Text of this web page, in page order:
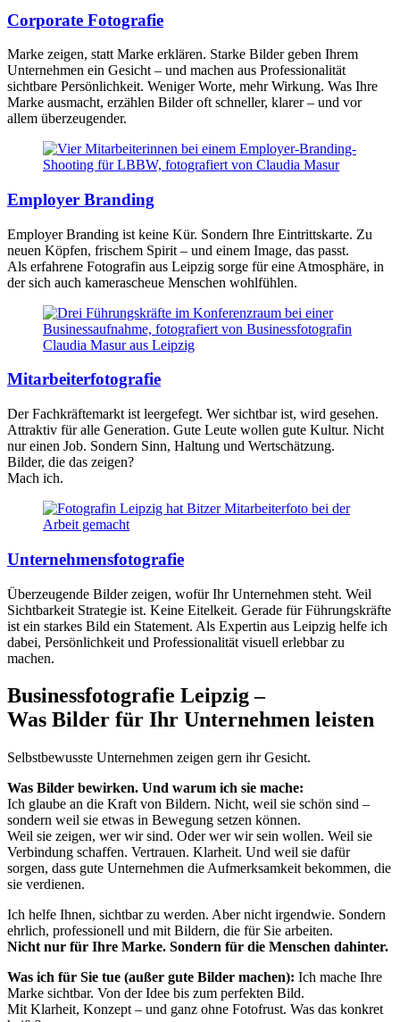
Corporate Fotografie
Marke zeigen, statt Marke erklären. Starke Bilder geben Ihrem
Unternehmen ein Gesicht – und machen aus Professionalität
sichtbare Persönlichkeit. Weniger Worte, mehr Wirkung. Was Ihre
Marke ausmacht, erzählen Bilder oft schneller, klarer – und vor
allem überzeugender.
Employer Branding
Employer Branding ist keine Kür. Sondern Ihre Eintrittskarte. Zu
neuen Köpfen, frischem Spirit – und einem Image, das passt.
Als erfahrene Fotografin aus Leipzig sorge für eine Atmosphäre, in
der sich auch kamerascheue Menschen wohlfühlen.
Mitarbeiter­fotografie
Der Fachkräftemarkt ist leergefegt. Wer sichtbar ist, wird gesehen.
Attraktiv für alle Generation. Gute Leute wollen gute Kultur. Nicht
nur einen Job. Sondern Sinn, Haltung und Wertschätzung.
Bilder, die das zeigen?
Mach ich.
Unternehmens­fotografie
Überzeugende Bilder zeigen, wofür Ihr Unternehmen steht. Weil
Sichtbarkeit Strategie ist. Keine Eitelkeit. Gerade für Führungskräfte
ist ein starkes Bild ein Statement. Als Expertin aus Leipzig helfe ich
dabei, Persönlichkeit und Professionalität visuell erlebbar zu
machen.
Businessfotografie Leipzig –
Was Bilder für Ihr Unternehmen leisten
Selbstbewusste Unternehmen zeigen gern ihr Gesicht.
Was Bilder bewirken. Und warum ich sie mache:
Ich glaube an die Kraft von Bildern. Nicht, weil sie schön sind –
sondern weil sie etwas in Bewegung setzen können.
Weil sie zeigen, wer wir sind. Oder wer wir sein wollen. Weil sie
Verbindung schaffen. Vertrauen. Klarheit. Und weil sie dafür
sorgen, dass gute Unternehmen die Aufmerksamkeit bekommen, die
sie verdienen.
Ich helfe Ihnen, sichtbar zu werden. Aber nicht irgendwie. Sondern
ehrlich, professionell und mit Bildern, die für Sie arbeiten.
Nicht nur für Ihre Marke. Sondern für die Menschen dahinter.
Was ich für Sie tue (außer gute Bilder machen): Ich mache Ihre
Marke sichtbar. Von der Idee bis zum perfekten Bild.
Mit Klarheit, Konzept – und ganz ohne Fotofrust. Was das konkret